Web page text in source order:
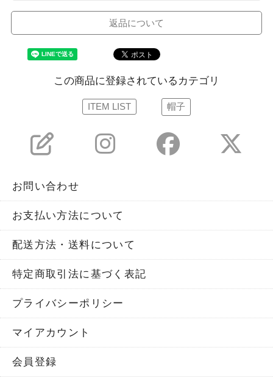
返品について
この商品に登録されているカテゴリ
ITEM LIST 帽子
お問い合わせ
お支払い方法について
配送方法・送料について
特定商取引法に基づく表記
プライバシーポリシー
マイアカウント
会員登録